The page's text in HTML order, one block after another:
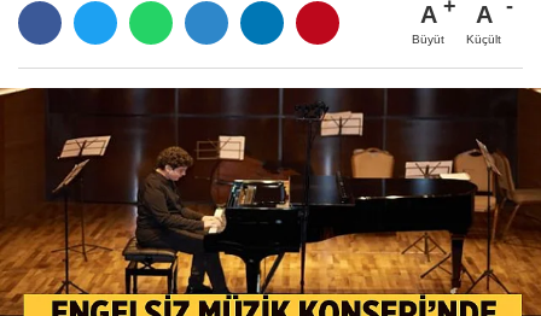
A
Büyüt
A
Küçült